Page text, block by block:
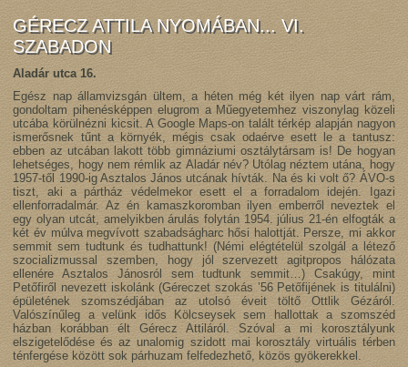
GÉRECZ ATTILA NYOMÁBAN... VI.
SZABADON
Aladár utca 16.
Egész nap államvizsgán ültem, a héten még két ilyen nap várt rám,
gondoltam pihenésképpen elugrom a Műegyetemhez viszonylag közeli
utcába körülnézni kicsit. A Google Maps-on talált térkép alapján nagyon
ismerősnek tűnt a környék, mégis csak odaérve esett le a tantusz:
ebben az utcában lakott több gimnáziumi osztálytársam is! De hogyan
lehetséges, hogy nem rémlik az Aladár név? Utólag néztem utána, hogy
1957-től 1990-ig Asztalos János utcának hívták. Na és ki volt ő? ÁVO-s
tiszt, aki a pártház védelmekor esett el a forradalom idején. Igazi
ellenforradalmár. Az én kamaszkoromban ilyen emberről neveztek el
egy olyan utcát, amelyikben árulás folytán 1954. július 21-én elfogták a
két év múlva megvívott szabadságharc hősi halottját. Persze, mi akkor
semmit sem tudtunk és tudhattunk! (Némi elégtételül szolgál a létező
szocializmussal szemben, hogy jól szervezett agitpropos hálózata
ellenére Asztalos Jánosról sem tudtunk semmit…) Csakúgy, mint
Petőfiről nevezett iskolánk (Géreczet szokás ’56 Petőfijének is titulálni)
épületének szomszédjában az utolsó éveit töltő Ottlik Gézáról.
Valószínűleg a velünk idős Kölcseysek sem hallottak a szomszéd
házban korábban élt Gérecz Attiláról. Szóval a mi korosztályunk
elszigetelődése és az unalomig szidott mai korosztály virtuális térben
ténfergése között sok párhuzam felfedezhető, közös gyökerekkel.